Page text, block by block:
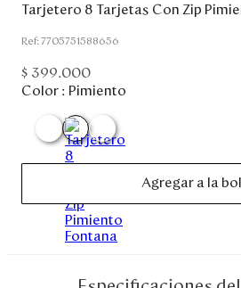
Unisex
Viaje
Colecciones
Disney
Mi cuenta
Tarjetero 8 Tarjetas Con Zip
:7705751588656
$ 399.000
Color : Pimiento
Agregar a la